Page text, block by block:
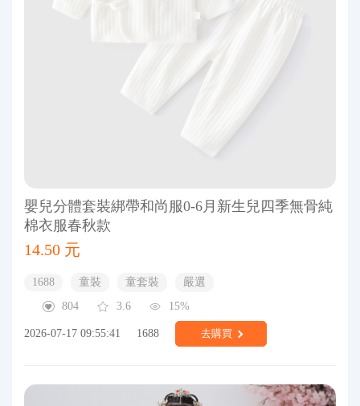
嬰兒分體套裝綁帶和尚服0-6月新生兒四季無骨純
棉衣服春秋款
14.50 元
1688 童裝 童套裝
嚴選
804
3.6 15%
2026-07-17 09:55:41 1688 去購買